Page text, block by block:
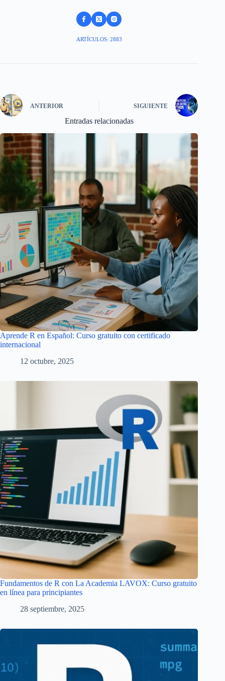
ARTÍCULOS: 2883
ANTERIOR SIGUIENTE
Entradas relacionadas
Aprende R en Español: Curso gratuito con certificado
internacional
12 octubre, 2025
Fundamentos de R con La Academia LAVOX: Curso gratuito
en línea para principiantes
28 septiembre, 2025